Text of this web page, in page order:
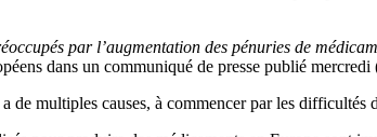
par l’augmentation des pénuries de
dans un communiqué de presse publié
de multiples causes, à commencer par les difficultés